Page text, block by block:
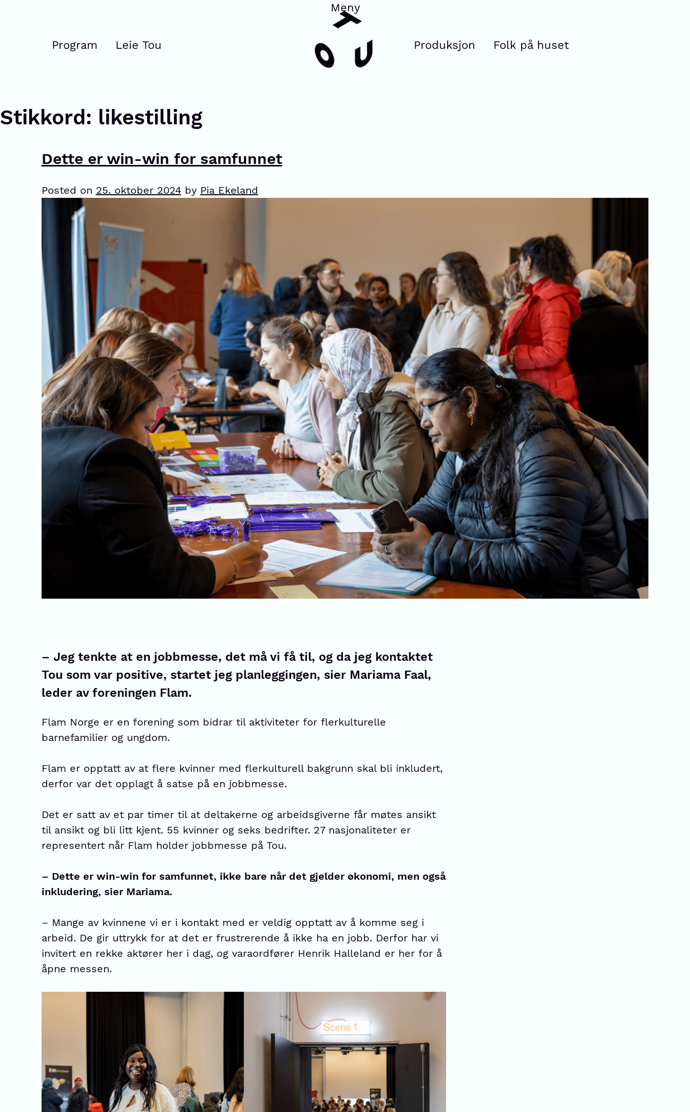
Program Leie Tou Produksjon Folk på huset
Stikkord: likestilling
Dette er win-win for samfunnet
Posted on 25. oktober 2024by Pia Ekeland
– Jeg tenkte at en jobbmesse, det må vi få til, og da jeg kontaktet
Tou som var positive, startet jeg planleggingen, sier Mariama Faal,
leder av foreningen Flam.
Flam Norge er en forening som bidrar til aktiviteter for flerkulturelle
barnefamilier og ungdom.
Flam er opptatt av at flere kvinner med flerkulturell bakgrunn skal bli inkludert,
derfor var det opplagt å satse på en jobbmesse.
Det er satt av et par timer til at deltakerne og arbeidsgiverne får møtes ansikt
til ansikt og bli litt kjent. 55 kvinner og seks bedrifter. 27 nasjonaliteter er
representert når Flam holder jobbmesse på Tou.
– Dette er win-win for samfunnet, ikke bare når det gjelder økonomi, men også
inkludering, sier Mariama.
– Mange av kvinnene vi er i kontakt med er veldig opptatt av å komme seg i
arbeid. De gir uttrykk for at det er frustrerende å ikke ha en jobb. Derfor har vi
invitert en rekke aktører her i dag, og varaordfører Henrik Halleland er her for å
åpne messen.